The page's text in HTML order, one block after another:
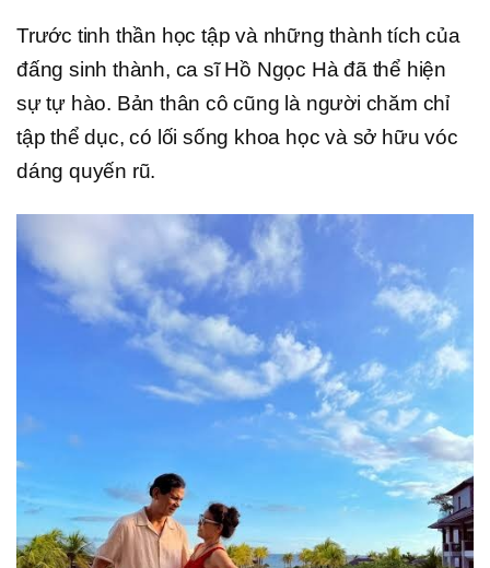
Trước tinh thần học tập và những thành tích của
đấng sinh thành, ca sĩ Hồ Ngọc Hà đã thể hiện
sự tự hào. Bản thân cô cũng là người chăm chỉ
tập thể dục, có lối sống khoa học và sở hữu vóc
dáng quyến rũ.